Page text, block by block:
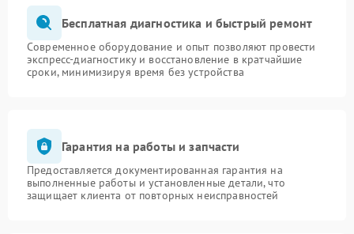
Бесплатная диагностика и быстрый ремонт
Современное оборудование и опыт позволяют провести
экспресс-диагностику и восстановление в кратчайшие
сроки, минимизируя время без устройства
Гарантия на работы и запчасти
Предоставляется документированная гарантия на
выполненные работы и установленные детали, что
защищает клиента от повторных неисправностей